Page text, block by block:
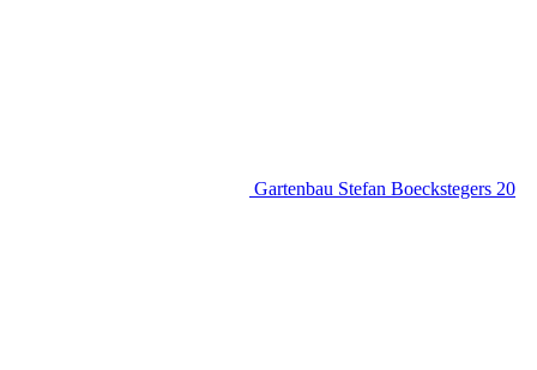
Gartenbau Stefan Boeckstegers 20